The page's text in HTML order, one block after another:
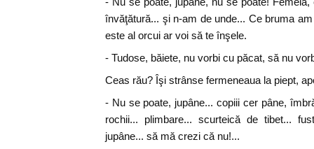
învăţătură... şi n-am de unde... Ce bruma
este al orcui ar voi să te înşele.
- Tudose, băiete, nu vorbi cu păcat, să nu
Ceas rău? Îşi strânse fermeneaua la piept,
- Nu se poate, jupâne... copiii cer pâne,
rochii... plimbare... scurteică de tibet...
jupâne... să mă crezi că nu!...